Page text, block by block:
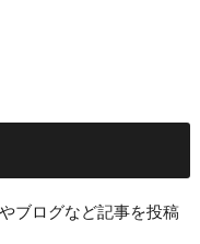
ブログなど記事を投稿